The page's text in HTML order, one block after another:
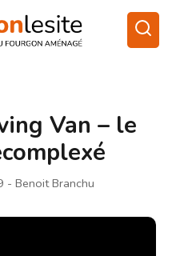
Van – le
- Benoit Branchu